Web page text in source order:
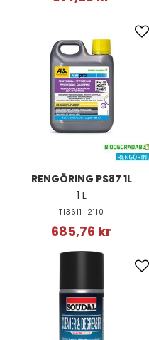
RENGÖRING PS87 1L
1 L
TI3611-2110
685,76 kr